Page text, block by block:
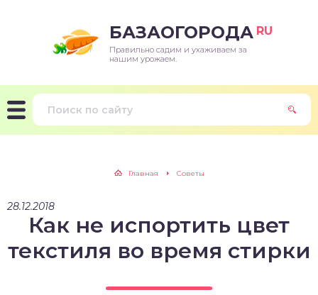
БАЗАОГОРОДА RU
Правильно садим и ухаживаем за
нашим урожаем.
Главная Советы
28.12.2018
Как не испортить цвет
текстиля во время стирки